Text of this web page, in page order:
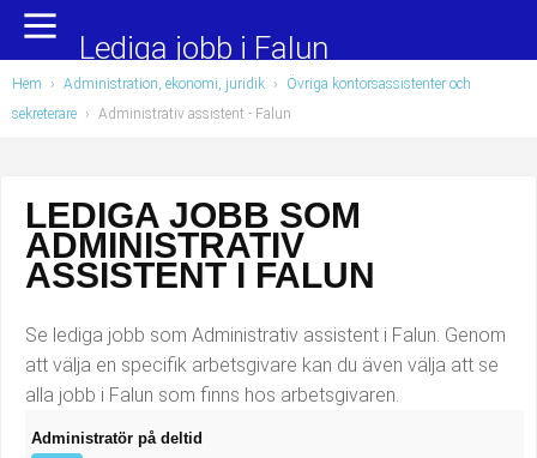
Yrkesområden
Administration, ekonomi, juridik
Chefer och verksamhetsledare
Data/IT
Försäljning, inköp, marknadsföring
Hantverksyrken
Hotell, restaurang, storhushåll
Populära jobb
Undersköterska, hemtjänst och äldreboende
Barnskötare
Lärare i förskola/Förskollärare
Lagerarbetare
Bussförare/Busschaufför
Elevassistent
Lediga jobb i Falun
Hem › Administration, ekonomi, juridik ›
Övriga kontorsassistenter och
sekreterare › Administrativ assistent - Falun
LEDIGA JOBB SOM
ADMINISTRATIV
ASSISTENT I FALUN
Se lediga jobb som Administrativ assistent i Falun. Genom
att välja en specifik arbetsgivare kan du även välja att se
alla jobb i Falun som finns hos arbetsgivaren.
Administratör på deltid